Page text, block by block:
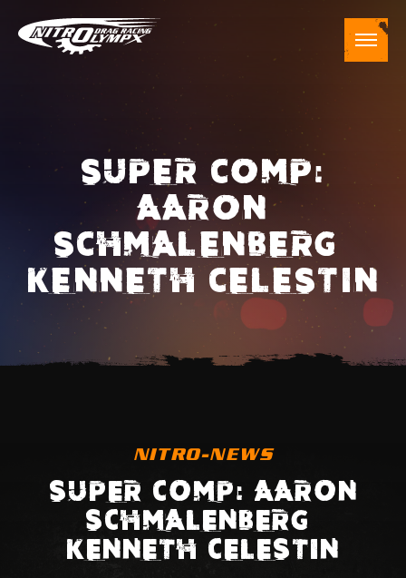
SUPER COMP:
AARON
SCHMALENBERG –
KENNETH CELESTIN
NITRO-NEWS
SUPER COMP: AARON
SCHMALENBERG –
KENNETH CELESTIN